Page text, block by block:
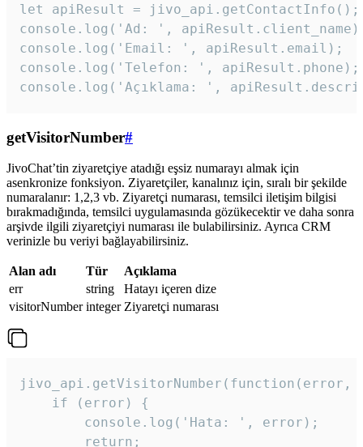
let apiResult = jivo_api.getContactInfo();
console.log('Ad: ',
console.log('Email: ', apiResult.email);
console.log('Telefon: ', apiResult.phone);
console.log('Açıklama: ',
getVisitorNumber#
JivoChat’tin ziyaretçiye atadığı eşsiz numarayı almak için
asenkronize fonksiyon. Ziyaretçiler, kanalınız için, sıralı bir şekilde
numaralanır: 1,2,3 vb. Ziyaretçi numarası, temsilci iletişim bilgisi
bırakmadığında, temsilci uygulamasında gözükecektir ve daha sonra
arşivde ilgili ziyaretçiyi numarası ile bulabilirsiniz. Ayrıca CRM
verinizle bu veriyi bağlayabilirsiniz.
Alan adı Tür
Açıklama
err
string
Hatayı içeren dize
visitorNumber integer Ziyaretçi numarası
jivo_api.getVisitorNumber(function(error,
    if (error) {
        console.log('Hata: ', error);
        return;